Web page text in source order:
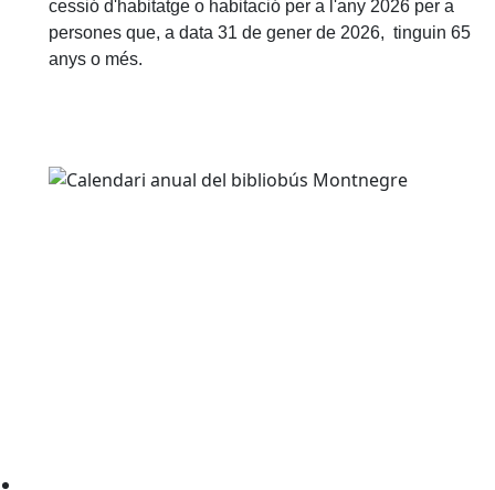
cessió d'habitatge o habitació per a l'any 2026 per a
persones que, a data 31 de gener de 2026, tinguin 65
anys o més.